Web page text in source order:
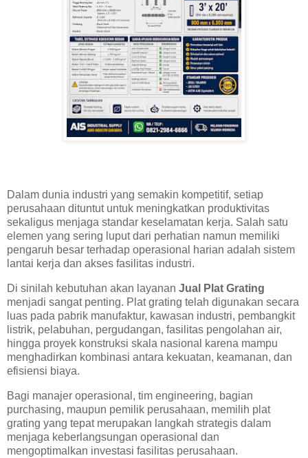
Dalam dunia industri yang semakin kompetitif, setiap
perusahaan dituntut untuk meningkatkan produktivitas
sekaligus menjaga standar keselamatan kerja. Salah satu
elemen yang sering luput dari perhatian namun memiliki
pengaruh besar terhadap operasional harian adalah sistem
lantai kerja dan akses fasilitas industri.
Di sinilah kebutuhan akan layanan Jual Plat Grating
menjadi sangat penting. Plat grating telah digunakan secara
luas pada pabrik manufaktur, kawasan industri, pembangkit
listrik, pelabuhan, pergudangan, fasilitas pengolahan air,
hingga proyek konstruksi skala nasional karena mampu
menghadirkan kombinasi antara kekuatan, keamanan, dan
efisiensi biaya.
Bagi manajer operasional, tim engineering, bagian
purchasing, maupun pemilik perusahaan, memilih plat
grating yang tepat merupakan langkah strategis dalam
menjaga keberlangsungan operasional dan
mengoptimalkan investasi fasilitas perusahaan.